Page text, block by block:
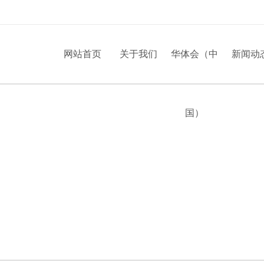
网站首页 关于我们 华体会（中
国）
新闻动